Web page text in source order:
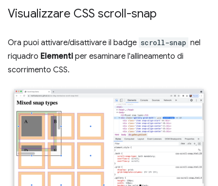
Visualizzare CSS scroll-snap
Ora puoi attivare/disattivare il badge scroll-snap nel
riquadro Elementi per esaminare l'allineamento di
scorrimento CSS.